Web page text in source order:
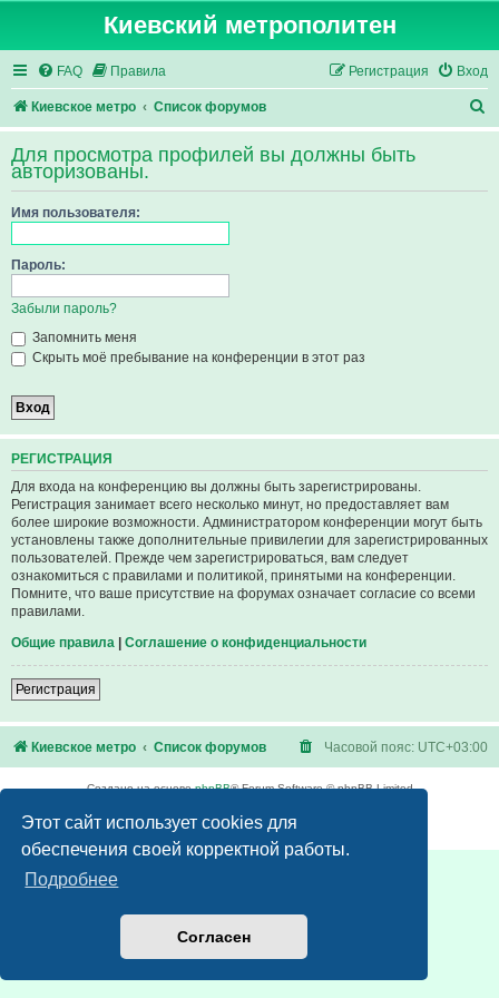
Этот сайт использует cookies для
обеспечения своей корректной работы.
Подробнее
Согласен
Киевский метрополитен
FAQ Правила Вход
Регистрация
Киевское метро Список форумов
о
с
Для просмотра профилей вы должны быть
авторизованы.
Имя пользователя:
Пароль:
Забыли пароль?
Запомнить меня
Скрыть моё пребывание на конференции в этот раз
РЕГИСТРАЦИЯ
Для входа на конференцию вы должны быть зарегистрированы.
Регистрация занимает всего несколько минут, но предоставляет вам
более широкие возможности. Администратором конференции могут быть
установлены также дополнительные привилегии для зарегистрированных
пользователей. Прежде чем зарегистрироваться, вам следует
ознакомиться с правилами и политикой, принятыми на конференции.
Помните, что ваше присутствие на форумах означает согласие со всеми
правилами.
Общие правила Соглашение о конфиденциальности
Регистрация
Киевское метро Список форумов Часовой пояс: UTC+03:00
Создано на основеphpBB® Forum Software © phpBB Limited
Конфиденциальность|Правила